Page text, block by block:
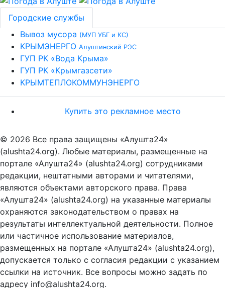
Городские службы
Вывоз мусора (МУП УБГ и КС)
КРЫМЭНЕРГО Алуштинский РЭС
ГУП РК «Вода Крыма»
ГУП РК «Крымгазсети»
КРЫМТЕПЛОКОММУНЭНЕРГО
Купить это рекламное место
© 2026 Все права защищены «Алушта24»
(alushta24.org). Любые материалы, размещенные на
портале «Алушта24» (alushta24.org) сотрудниками
редакции, нештатными авторами и читателями,
являются объектами авторского права. Права
«Алушта24» (alushta24.org) на указанные материалы
охраняются законодательством о правах на
результаты интеллектуальной деятельности. Полное
или частичное использование материалов,
размещенных на портале «Алушта24» (alushta24.org),
допускается только с согласия редакции с указанием
ссылки на источник. Все вопросы можно задать по
адресу info@alushta24.org.